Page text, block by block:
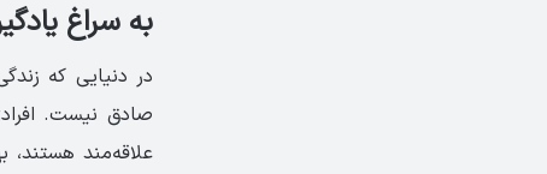
به سراغ
در دنیایی که
صادق نیست.
علاقه‌مند هستند،